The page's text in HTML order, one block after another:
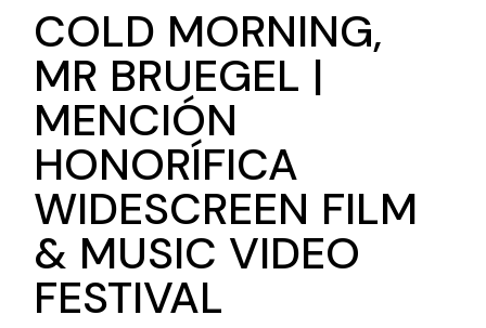
COLD MORNING,
MR BRUEGEL |
MENCIÓN
HONORÍFICA
WIDESCREEN FILM
& MUSIC VIDEO
FESTIVAL